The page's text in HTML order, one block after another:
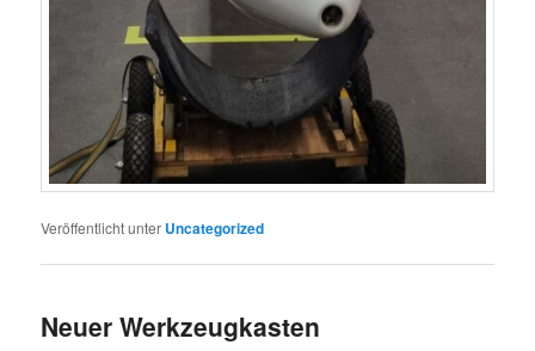
Veröffentlicht unter Uncategorized
Neuer Werkzeugkasten